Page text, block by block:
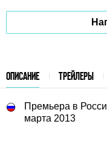
ОПИСАНИЕ ТРЕЙЛЕРЫ
Премьера в
марта 2013